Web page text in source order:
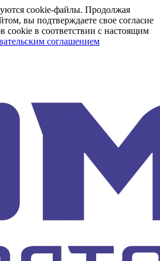
cookie-файлы. Продолжая
вы подтверждаете свое согласие
cookie в соответствии с настоящим
соглашением